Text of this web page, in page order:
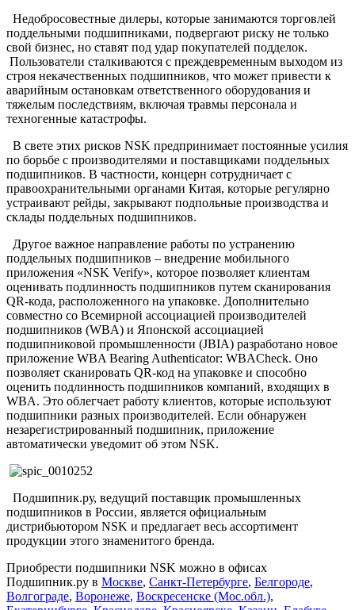
Недобросовестные дилеры, которые занимаются торговлей
поддельными подшипниками, подвергают риску не только
свой бизнес, но ставят под удар покупателей подделок.
Пользователи сталкиваются с преждевременным выходом из
строя некачественных подшипников, что может привести к
аварийным остановкам ответственного оборудования и
тяжелым последствиям, включая травмы персонала и
техногенные катастрофы.
В свете этих рисков NSK предпринимает постоянные усилия
по борьбе с производителями и поставщиками поддельных
подшипников. В частности, концерн сотрудничает с
правоохранительными органами Китая, которые регулярно
устраивают рейды, закрывают подпольные производства и
склады поддельных подшипников.
Другое важное направление работы по устранению
поддельных подшипников – внедрение мобильного
приложения «NSK Verify», которое позволяет клиентам
оценивать подлинность подшипников путем сканирования
QR-кода, расположенного на упаковке. Дополнительно
совместно со Всемирной ассоциацией производителей
подшипников (WBA) и Японской ассоциацией
подшипниковой промышленности (JBIA) разработано новое
приложение WBA Bearing Authenticator: WBACheck. Оно
позволяет сканировать QR-код на упаковке и способно
оценить подлинность подшипников компаний, входящих в
WBA. Это облегчает работу клиентов, которые используют
подшипники разных производителей. Если обнаружен
незарегистрированный подшипник, приложение
автоматически уведомит об этом NSK.
Подшипник.ру, ведущий поставщик промышленных
подшипников в России, является официальным
дистрибьютором NSK и предлагает весь ассортимент
продукции этого знаменитого бренда.
Приобрести подшипники NSK можно в офисах
Подшипник.ру в Москве, Санкт-Петербургe, Белгороде,
Волгограде, Воронеже, Воскресенске (Мос.обл.),